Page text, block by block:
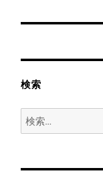
ゲ
ー
シ
ン
検索
検
索: